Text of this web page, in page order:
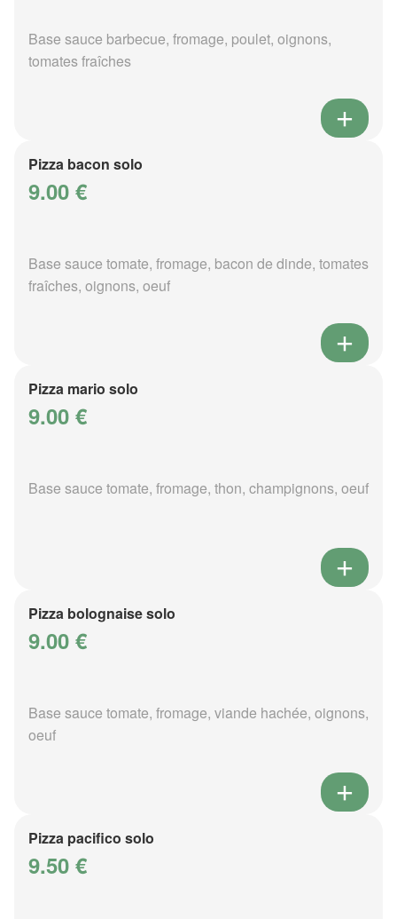
Base sauce barbecue, fromage, poulet, oignons,
tomates fraîches
Pizza bacon solo
9.00 €
Base sauce tomate, fromage, bacon de dinde, tomates
fraîches, oignons, oeuf
Pizza mario solo
9.00 €
Base sauce tomate, fromage, thon, champignons, oeuf
Pizza bolognaise solo
9.00 €
Base sauce tomate, fromage, viande hachée, oignons,
oeuf
Pizza pacifico solo
9.50 €